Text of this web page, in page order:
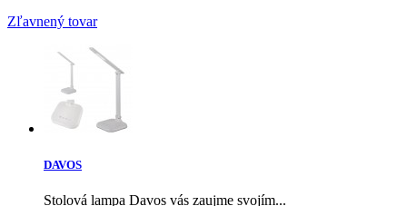
Zľavnený tovar
DAVOS
Stolová lampa Davos vás zaujme svojím...